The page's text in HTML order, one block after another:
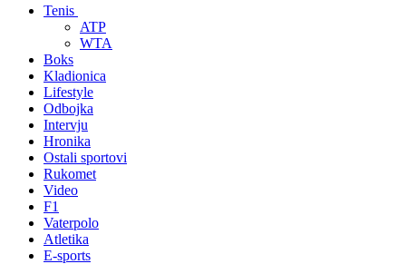
Tenis
ATP
WTA
Boks
Kladionica
Lifestyle
Odbojka
Intervju
Hronika
Ostali sportovi
Rukomet
Video
F1
Vaterpolo
Atletika
E-sports